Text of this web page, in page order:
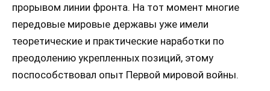
прорывом линии фронта. На тот момент многие
передовые мировые державы уже имели
теоретические и практические наработки по
преодолению укрепленных позиций, этому
поспособствовал опыт Первой мировой войны.